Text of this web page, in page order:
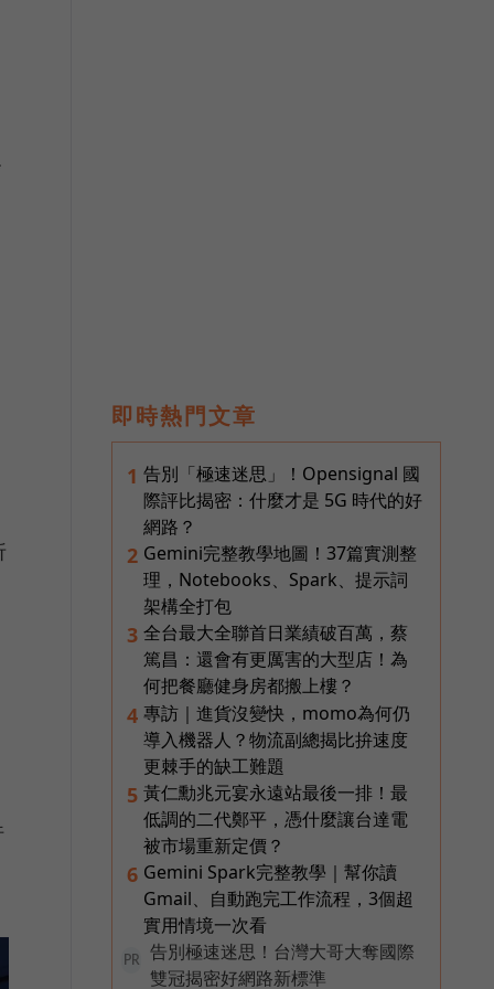
即時熱門文章
1 告別「極速迷思」！Opensignal 國
際評比揭密：什麼才是 5G 時代的好
網路？
2 Gemini完整教學地圖！37篇實測整
理，Notebooks、Spark、提示詞
架構全打包
3 全台最大全聯首日業績破百萬，蔡
篤昌：還會有更厲害的大型店！為
何把餐廳健身房都搬上樓？
4 專訪｜進貨沒變快，momo為何仍
導入機器人？物流副總揭比拚速度
更棘手的缺工難題
5 黃仁勳兆元宴永遠站最後一排！最
低調的二代鄭平，憑什麼讓台達電
被市場重新定價？
6 Gemini Spark完整教學｜幫你讀
Gmail、自動跑完工作流程，3個超
實用情境一次看
PR
告別極速迷思！台灣大哥大奪國際
雙冠揭密好網路新標準